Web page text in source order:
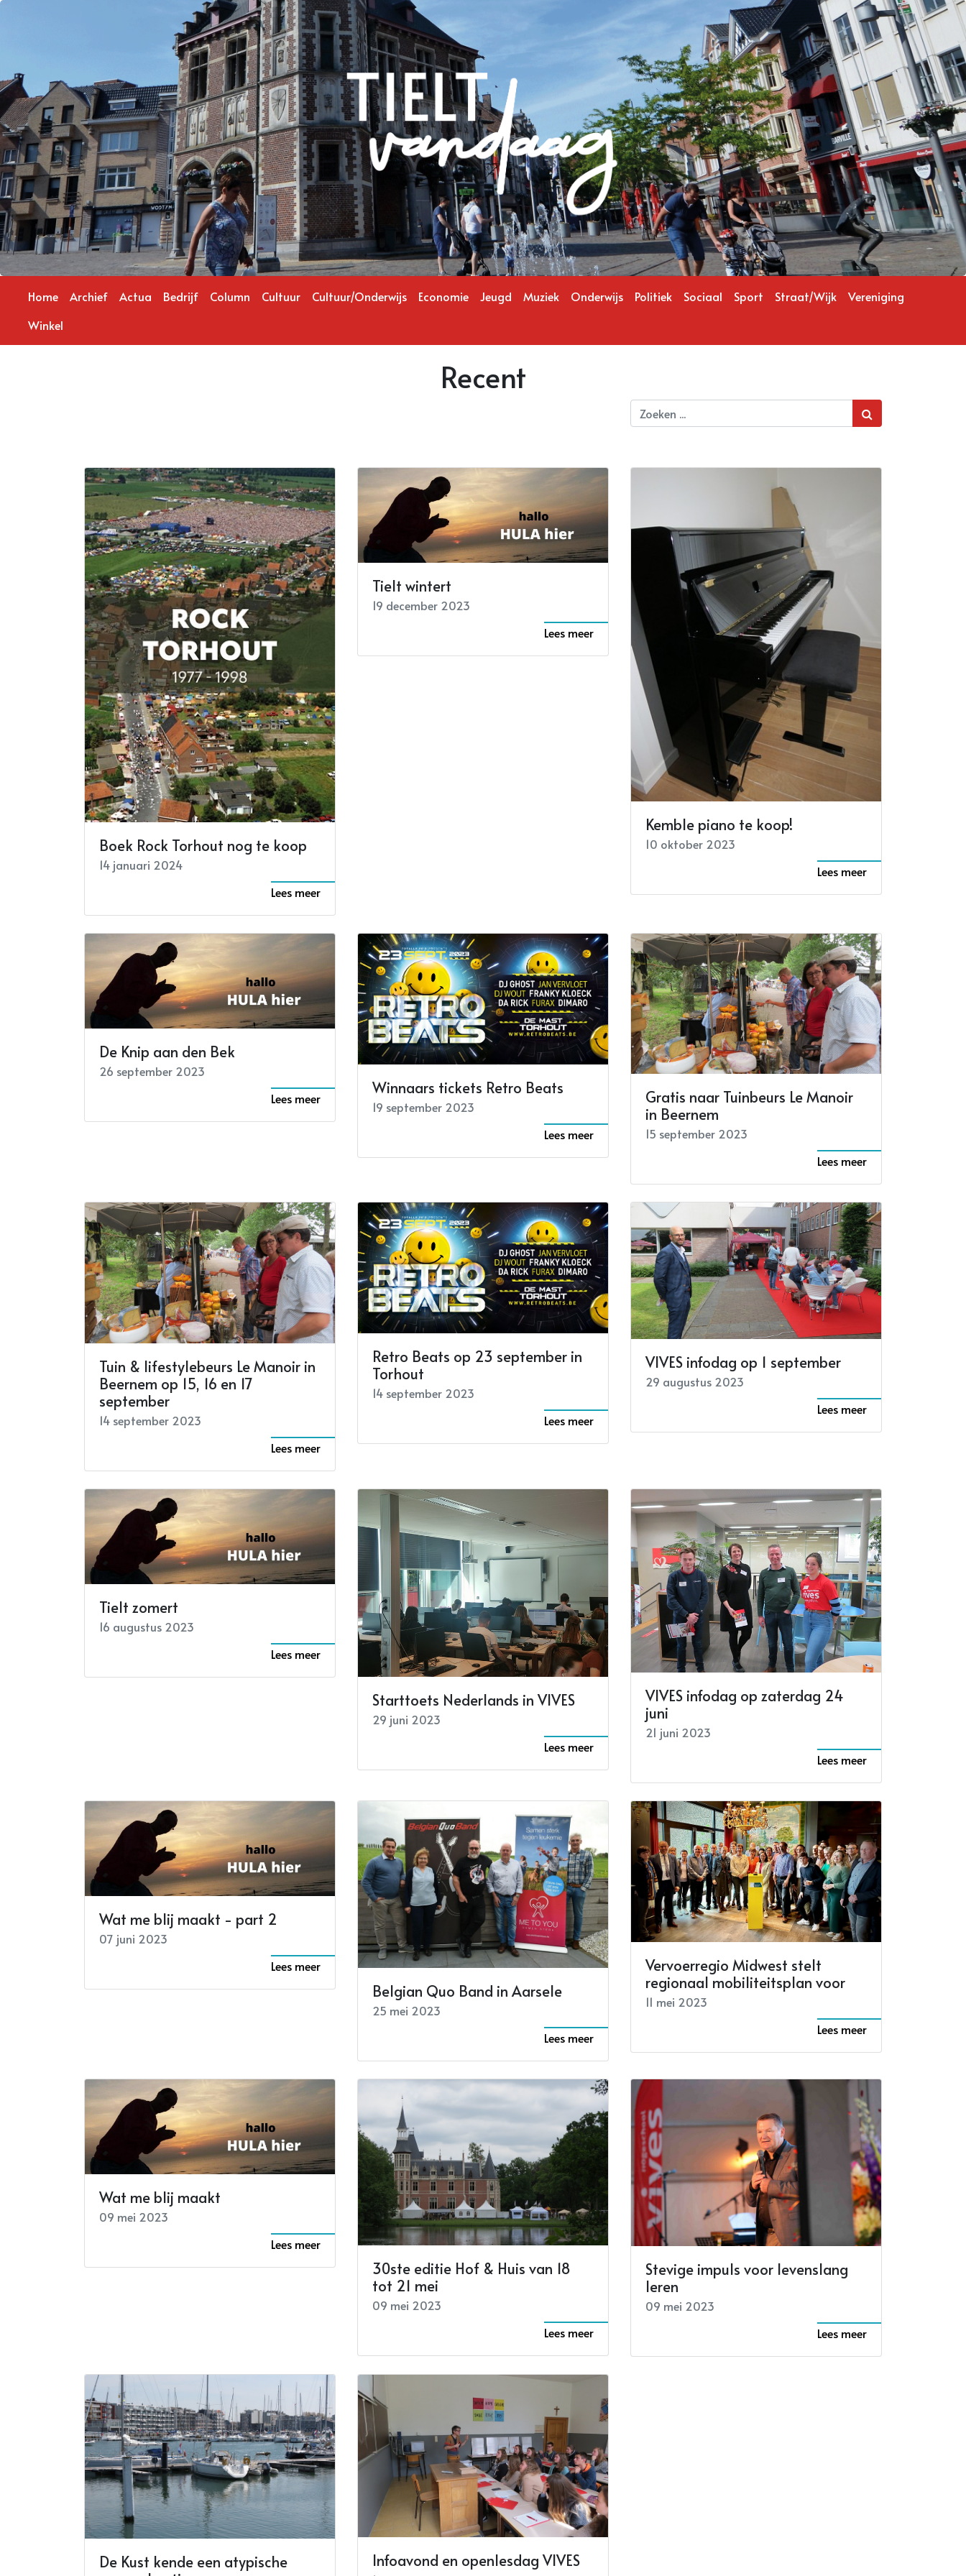
Home Archief Actua Bedrijf Column Cultuur Cultuur/Onderwijs Economie Jeugd Muziek Onderwijs Politiek Sociaal Sport Straat/Wijk
Vereniging
Winkel
Recent
Boek Rock Torhout nog te koop
14 januari 2024
Lees meer
Tielt wintert
19 december 2023
Lees meer
Kemble piano te koop!
10 oktober 2023
Lees meer
De Knip aan den Bek
26 september 2023
Lees meer
Winnaars tickets Retro Beats
19 september 2023
Lees meer
Gratis naar Tuinbeurs Le Manoir
in Beernem
15 september 2023
Lees meer
Tuin & lifestylebeurs Le Manoir in
Beernem op 15, 16 en 17
september
14 september 2023
Lees meer
Retro Beats op 23 september in
Torhout
14 september 2023
Lees meer
VIVES infodag op 1 september
29 augustus 2023
Lees meer
Tielt zomert
16 augustus 2023
Lees meer
Starttoets Nederlands in VIVES
29 juni 2023
Lees meer
VIVES infodag op zaterdag 24
juni
21 juni 2023
Lees meer
Wat me blij maakt - part 2
07 juni 2023
Lees meer
Belgian Quo Band in Aarsele
25 mei 2023
Lees meer
Vervoerregio Midwest stelt
regionaal mobiliteitsplan voor
11 mei 2023
Lees meer
Wat me blij maakt
09 mei 2023
Lees meer
30ste editie Hof & Huis van 18
tot 21 mei
09 mei 2023
Lees meer
Stevige impuls voor levenslang
leren
09 mei 2023
Lees meer
De Kust kende een atypische
Infoavond en openlesdag VIVES